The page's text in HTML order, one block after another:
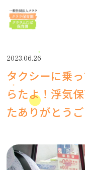
2023.06.26
タクシーに乗
らたよ！浮気
たありがとうご